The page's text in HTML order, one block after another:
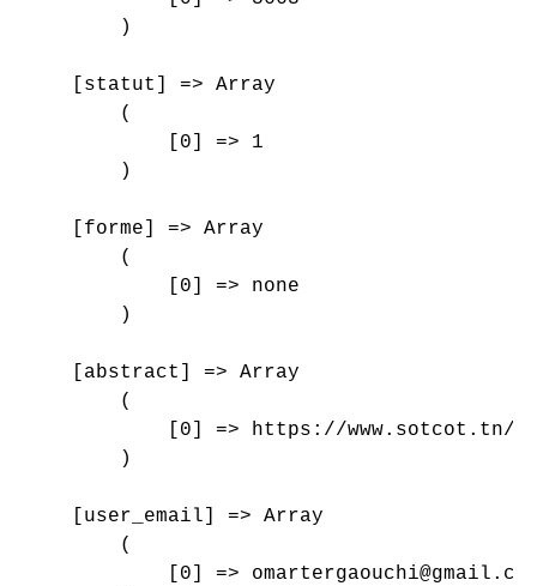
        )
    [statut] => Array
        (
            [0] => 1
        )
    [forme] => Array
        (
            [0] => none
        )
    [abstract] => Array
        (
[0] => https://www.sotcot.tn/
        )
    [user_email] => Array
        (
[0] =>